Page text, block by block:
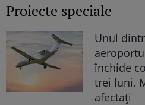
Proiecte speciale
Unul
închide
trei luni.
afectați